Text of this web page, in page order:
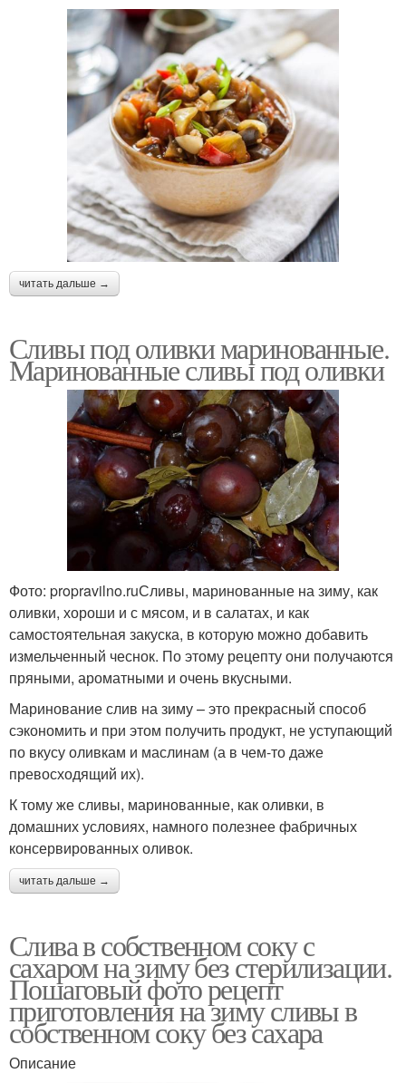
читать дальше →
Сливы под оливки маринованные.
Маринованные сливы под оливки
Фото: propravilno.ruСливы, маринованные на зиму, как
оливки, хороши и с мясом, и в салатах, и как
самостоятельная закуска, в которую можно добавить
измельченный чеснок. По этому рецепту они получаются
пряными, ароматными и очень вкусными.
Маринование слив на зиму – это прекрасный способ
сэкономить и при этом получить продукт, не уступающий
по вкусу оливкам и маслинам (а в чем-то даже
превосходящий их).
К тому же сливы, маринованные, как оливки, в
домашних условиях, намного полезнее фабричных
консервированных оливок.
читать дальше →
Слива в собственном соку с
сахаром на зиму без стерилизации.
Пошаговый фото рецепт
приготовления на зиму сливы в
собственном соку без сахара
Описание